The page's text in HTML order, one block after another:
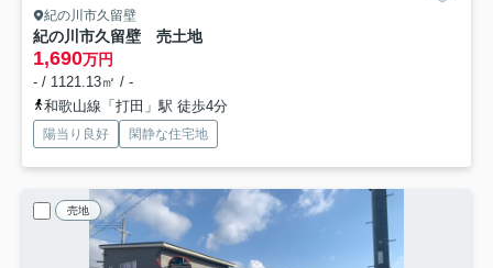
紀の川市久留壁
紀の川市久留壁 売土地
1,690万円
- / 1121.13㎡ / -
和歌山線「打田」駅 徒歩4分
陽当り良好 閑静な住宅地
売地